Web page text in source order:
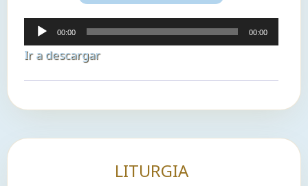
Reproductor
de
audio
00:00 00:00
Ir a descargar
LITURGIA